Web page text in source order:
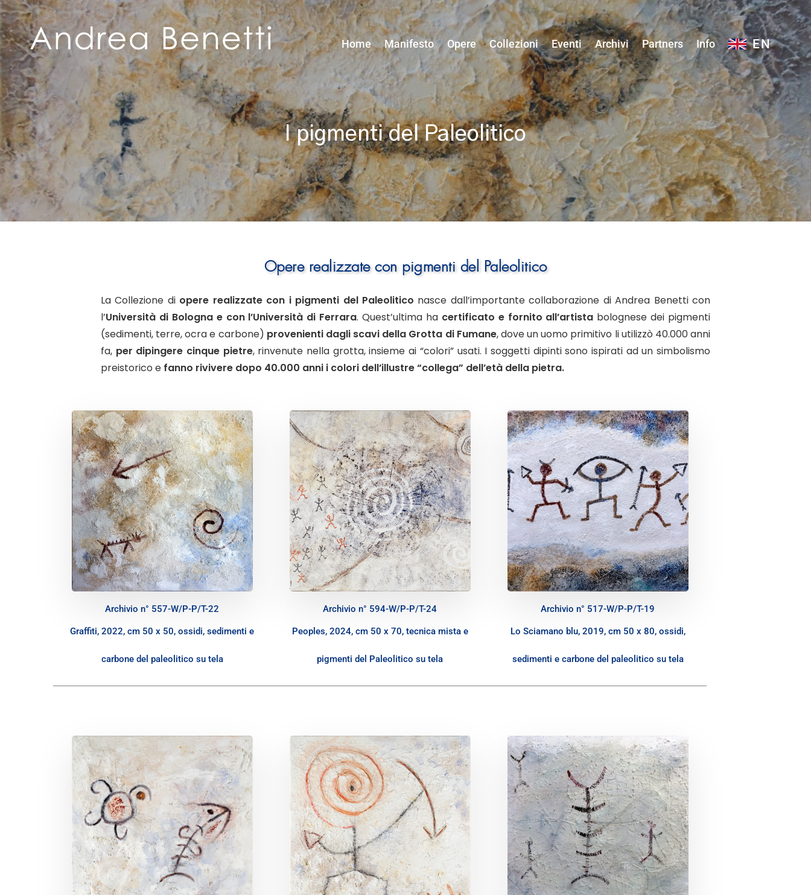
Home Manifesto Opere Collezioni Eventi Archivi Partners Info EN
I pigmenti del Paleolitico
Opere realizzate con pigmenti del Paleolitico
La Collezione di opere realizzate con i pigmenti del Paleolitico nasce dall’importante collaborazione di Andrea Benetti con
l’Università di Bolognae con l’Università di Ferrara. Quest’ultima ha certificato e fornito all’artista bolognese dei pigmenti
(sedimenti, terre, ocra e carbone) provenienti dagli scavi della Grotta di Fumane, dove un uomo primitivo li utilizzò 40.000 anni
fa, per dipingere cinque pietre, rinvenute nella grotta, insieme ai “colori” usati. I soggetti dipinti sono ispirati ad un simbolismo
preistorico e fanno rivivere dopo 40.000 anni i colori dell’illustre “collega” dell’età della pietra.
Archivio n° 557-W/P-P/T-22
Graffiti, 2022, cm 50 x 50, ossidi, sedimenti e
carbone del paleolitico su tela
Archivio n° 594-W/P-P/T-24
Peoples, 2024, cm 50 x 70, tecnica mista e
pigmenti del Paleolitico su tela
Archivio n° 517-W/P-P/T-19
Lo Sciamano blu, 2019, cm 50 x 80, ossidi,
sedimenti e carbone del paleolitico su tela